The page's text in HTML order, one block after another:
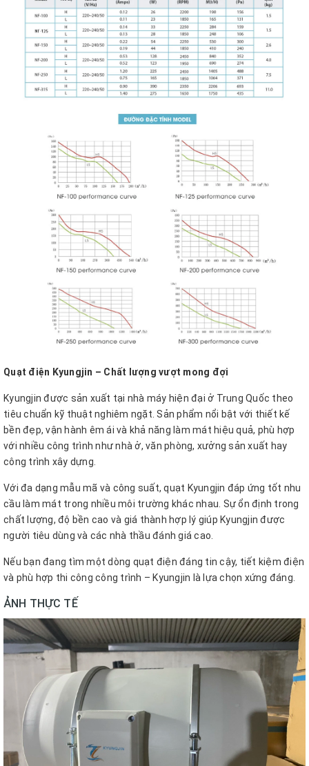
Quạt điện Kyungjin – Chất lượng vượt mong đợi
Kyungjin được sản xuất tại nhà máy hiện đại ở Trung Quốc theo
tiêu chuẩn kỹ thuật nghiêm ngặt. Sản phẩm nổi bật với thiết kế
bền đẹp, vận hành êm ái và khả năng làm mát hiệu quả, phù hợp
với nhiều công trình như nhà ở, văn phòng, xưởng sản xuất hay
công trình xây dựng.
Với đa dạng mẫu mã và công suất, quạt Kyungjin đáp ứng tốt nhu
cầu làm mát trong nhiều môi trường khác nhau. Sự ổn định trong
chất lượng, độ bền cao và giá thành hợp lý giúp Kyungjin được
người tiêu dùng và các nhà thầu đánh giá cao.
Nếu bạn đang tìm một dòng quạt điện đáng tin cậy, tiết kiệm điện
và phù hợp thi công công trình – Kyungjin là lựa chọn xứng đáng.
ẢNH THỰC TẾ